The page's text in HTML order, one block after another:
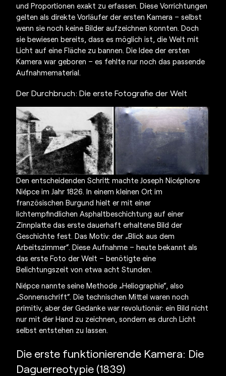
und Proportionen exakt zu erfassen. Diese Vorrichtungen
gelten als direkte Vorläufer der ersten Kamera – selbst
wenn sie noch keine Bilder aufzeichnen konnten. Doch
sie bewiesen bereits, dass es möglich ist, die Welt mit
Licht auf eine Fläche zu bannen. Die Idee der ersten
Kamerawar geboren – es fehlte nur noch das passende
Aufnahmematerial.
Der Durchbruch: Dieerste Fotografie der Welt
Den entscheidenden Schritt machte Joseph Nicéphore
Niépce im Jahr 1826. In einem kleinen Ort im
französischen Burgund hielt er mit einer
lichtempfindlichen Asphaltbeschichtung auf einer
Zinnplatte das erste dauerhaft erhaltene Bild der
Geschichte fest. Das Motiv: der „Blick aus dem
Arbeitszimmer“. Diese Aufnahme – heute bekannt als
das erste Foto der Welt – benötigte eine
Belichtungszeit von etwa acht Stunden.
Niépce nannte seine Methode „Heliographie“, also
„Sonnenschrift“. Die technischen Mittel waren noch
primitiv, aber der Gedanke war revolutionär: ein Bild nicht
nur mit der Hand zu zeichnen, sondern es durch Licht
selbst entstehen zu lassen.
Die erste funktionierende Kamera: Die
Daguerreotypie (1839)